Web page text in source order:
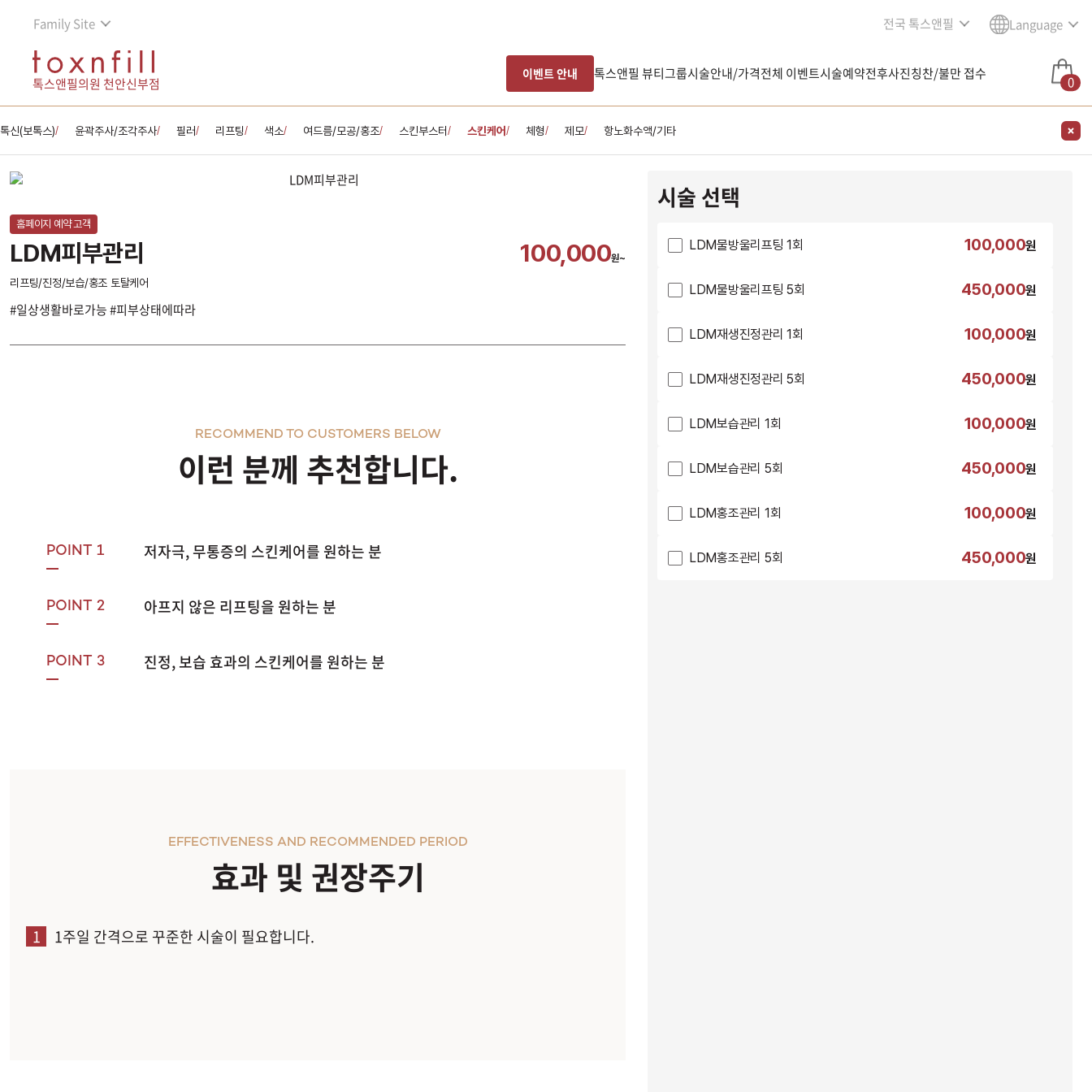
Family Site 전국 톡스앤필 Language
톡스앤필의원 천안신부점
이벤트 안내 톡스앤필 뷰티그룹시술안내/가격전체 이벤트시술예약전후사진칭찬/불만 접수 0
톡신(보톡스)/ 윤곽주사/조각주사/ 필러/ 리프팅/ 색소/ 여드름/모공/홍조/ 스킨부스터/ 스킨케어/ 체형/ 제모/ 항노화수액/기타
홈페이지 예약 고객
LDM피부관리 100,000원~
리프팅/진정/보습/홍조 토탈케어
#일상생활바로가능 #피부상태에따라
시술 선택
LDM물방울리프팅 1회 100,000원
LDM물방울리프팅 5회 450,000원
LDM재생진정관리 1회 100,000원
LDM재생진정관리 5회 450,000원
LDM보습관리 1회 100,000원
LDM보습관리 5회 450,000원
LDM홍조관리 1회 100,000원
LDM홍조관리 5회 450,000원
이런 분께 추천합니다.
RECOMMEND TO CUSTOMERS BELOW
POINT 1 저자극, 무통증의 스킨케어를 원하는 분
POINT 2 아프지 않은 리프팅을 원하는 분
POINT 3 진정, 보습 효과의 스킨케어를 원하는 분
효과 및 권장주기
EFFECTIVENESS AND RECOMMENDED PERIOD
1 1주일 간격으로 꾸준한 시술이 필요합니다.